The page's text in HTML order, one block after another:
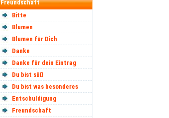
Freundschaft
Bitte
Blumen
Blumen für Dich
Danke
Danke für dein Eintrag
Du bist süß
Du bist was besonderes
Entschuldigung
Freundschaft